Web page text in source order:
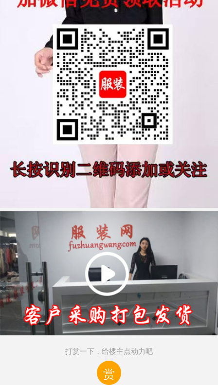
打赏一下，给楼主点动力吧
赏